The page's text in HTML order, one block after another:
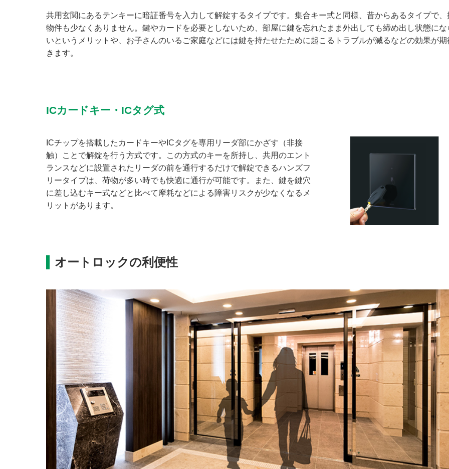
共用玄関にあるテンキーに暗証番号を入力して解錠するタイプです。集合キー式と同様、昔からあるタイプで、
物件も少なくありません。鍵やカードを必要としないため、部屋に鍵を忘れたまま外出しても締め出し状態にな
いというメリットや、お子さんのいるご家庭などには鍵を持たせたために起こるトラブルが減るなどの効果が期
きます。
ICカードキー・ICタグ式
ICチップを搭載したカードキーやICタグを専用リーダ部にかざす（非接
触）ことで解錠を行う方式です。この方式のキーを所持し、共用のエント
ランスなどに設置されたリーダの前を通行するだけで解錠できるハンズフ
リータイプは、荷物が多い時でも快適に通行が可能です。また、鍵を鍵穴
に差し込むキー式などと比べて摩耗などによる障害リスクが少なくなるメ
リットがあります。
オートロックの利便性